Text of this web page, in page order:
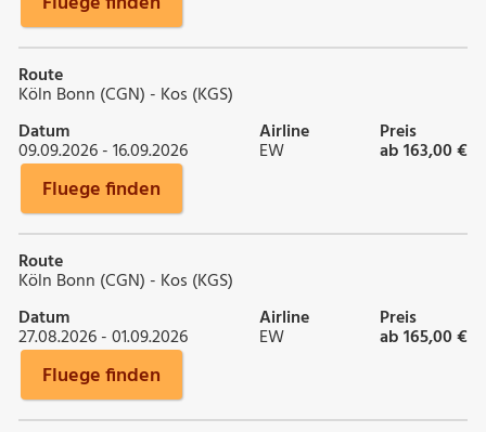
Route
Köln Bonn (CGN) - Kos (KGS)
Datum
09.09.2026 - 16.09.2026
Airline
EW
Preis
ab 163,00 €
Fluege finden
Route
Köln Bonn (CGN) - Kos (KGS)
Datum
27.08.2026 - 01.09.2026
Airline
EW
Preis
ab 165,00 €
Fluege finden